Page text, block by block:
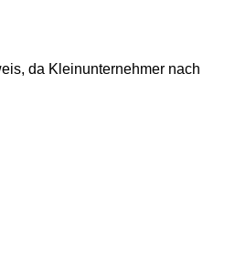
da Kleinunternehmer nach